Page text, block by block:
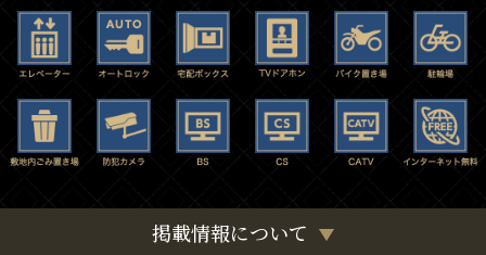
掲載情報について